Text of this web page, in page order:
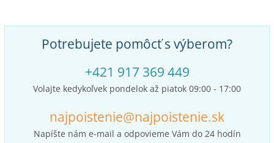
Potrebujete pomôcť s výberom?
+421 917 369 449
Volajte kedykoľvek pondelok až piatok 09:00 - 17:00
najpoistenie@najpoistenie.sk
Napíšte nám e-mail a odpovieme Vám do 24 hodín